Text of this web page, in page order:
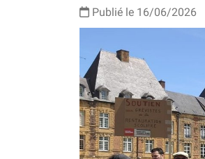
Publié le 16/06/2026